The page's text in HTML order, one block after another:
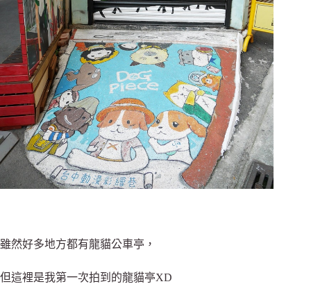
雖然好多地方都有龍貓公車亭，
但這裡是我第一次拍到的龍貓亭XD